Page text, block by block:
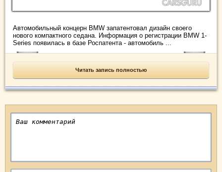
Автомобильный концерн BMW запатентовал дизайн своего
нового компактного седана. Информация о регистрации BMW 1-
Series появилась в базе Роспатента - автомобиль ...
Читать запись полностью